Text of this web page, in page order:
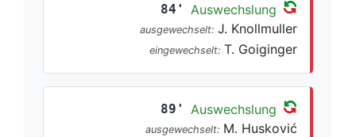
84' Auswechslung
ausgewechselt: J. Knollmuller
eingewechselt: T. Goiginger
89' Auswechslung
ausgewechselt: M. Husković